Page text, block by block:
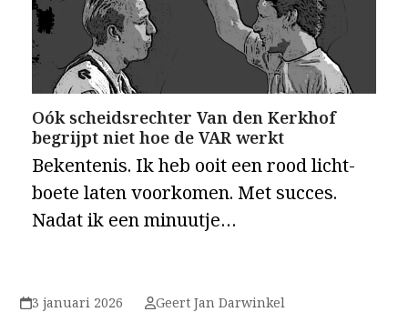
Oók scheidsrechter Van den Kerkhof
begrijpt niet hoe de VAR werkt
Bekentenis. Ik heb ooit een rood licht-
boete laten voorkomen. Met succes.
Nadat ik een minuutje…
3 januari 2026 Geert Jan Darwinkel